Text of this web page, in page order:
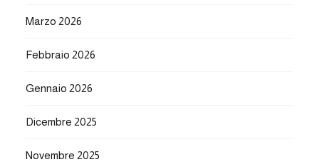
Marzo 2026
Febbraio 2026
Gennaio 2026
Dicembre 2025
Novembre 2025